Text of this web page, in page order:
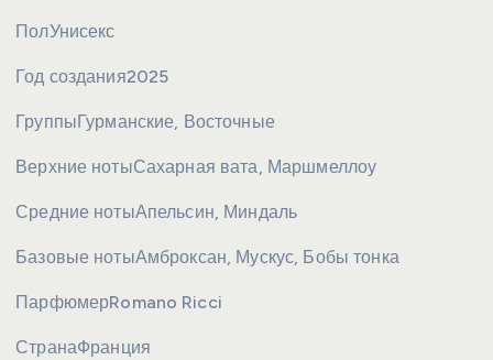
ПолУнисекс
Год создания2025
ГруппыГурманские, Восточные
Верхние нотыСахарная вата, Маршмеллоу
Средние нотыАпельсин, Миндаль
Базовые нотыАмброксан, Мускус, Бобы тонка
ПарфюмерRomano Ricci
СтранаФранция